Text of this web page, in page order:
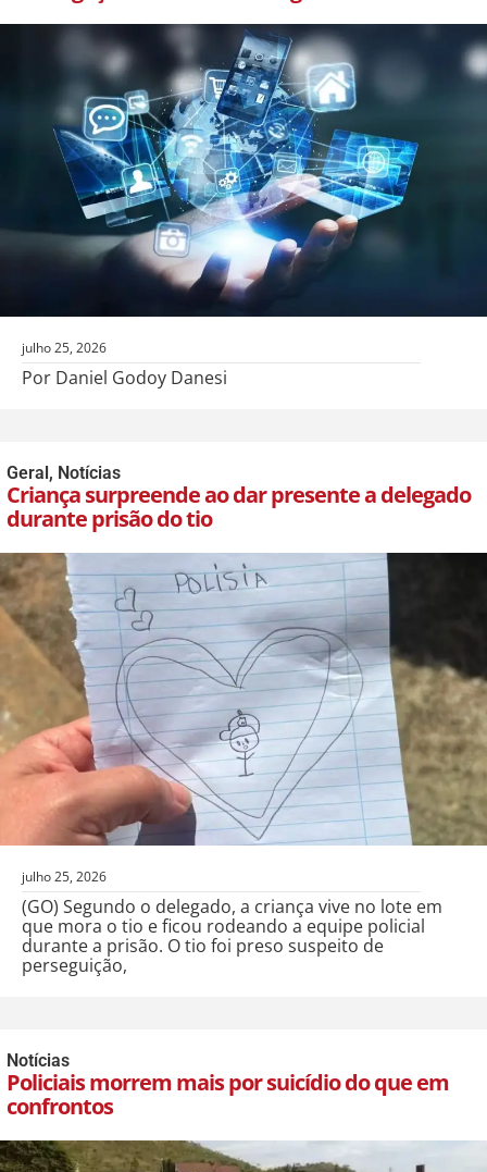
julho 25, 2026
Por Daniel Godoy Danesi
Geral, Notícias
Criança surpreende ao dar presente a delegado
durante prisão do tio
julho 25, 2026
(GO) Segundo o delegado, a criança vive no lote em
que mora o tio e ficou rodeando a equipe policial
durante a prisão. O tio foi preso suspeito de
perseguição,
Notícias
Policiais morrem mais por suicídio do que em
confrontos